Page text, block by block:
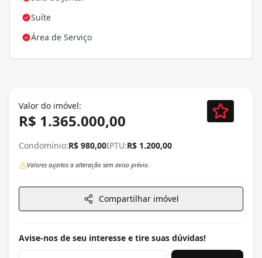
Suíte
Área de Serviço
Valor do imóvel:
R$ 1.365.000,00
Condomínio:R$ 980,00IPTU:R$ 1.200,00
Valores sujeitos a alteração sem aviso prévio.
Compartilhar imóvel
Avise-nos de seu interesse e tire suas dúvidas!